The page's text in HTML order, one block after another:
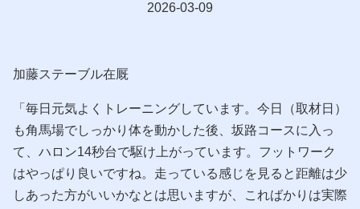
2026-03-09
加藤ステーブル在厩
「毎日元気よくトレーニングしています。今日（取材日）
も角馬場でしっかり体を動かした後、坂路コースに入っ
て、ハロン14秒台で駆け上がっています。フットワーク
はやっぱり良いですね。走っている感じを見ると距離は少
しあった方がいいかなとは思いますが、こればかりは実際